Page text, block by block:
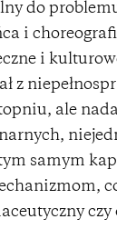
do
i
i
z
ale
samym
czy